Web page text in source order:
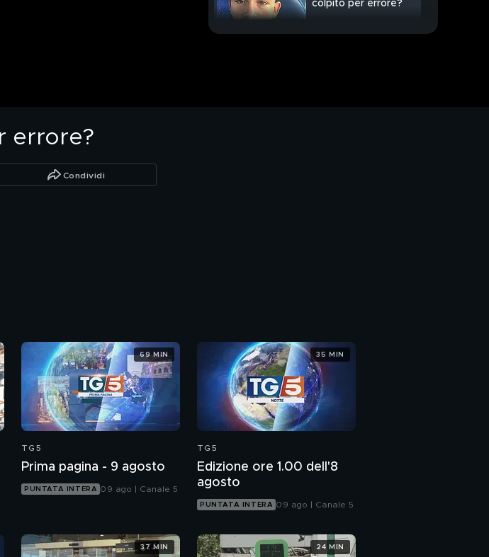
colpito per errore?
errore?
Condividi
TG5
Prima pagina - 9 agosto
PUNTATA INTERA 09 ago | Canale 5
69 MIN
TG5
Edizione ore 1.00 dell'8
agosto
PUNTATA INTERA 09 ago | Canale 5
35 MIN
37 MIN 24 MIN